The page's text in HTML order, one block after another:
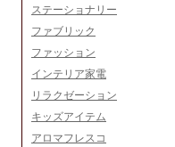
ステーショナリー
ファブリック
ファッション
インテリア家電
リラクゼーション
キッズアイテム
アロマフレスコ